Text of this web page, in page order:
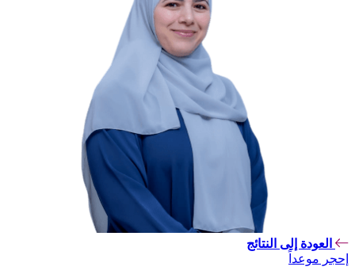
العودة إلى النتائج
إحجر موعداً